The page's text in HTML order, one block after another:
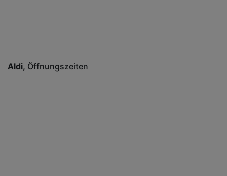
Aldi Öffnungszeiten